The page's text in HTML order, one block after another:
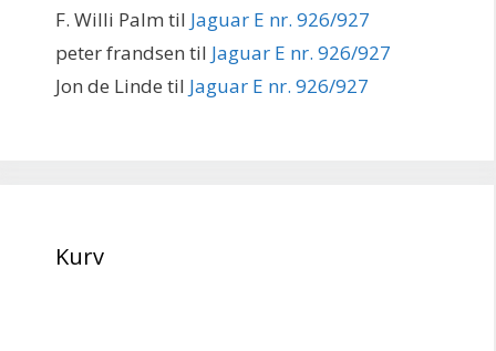
F. Willi Palm til Jaguar E nr. 926/927
peter frandsen til Jaguar E nr. 926/927
Jon de Linde til Jaguar E nr. 926/927
Kurv